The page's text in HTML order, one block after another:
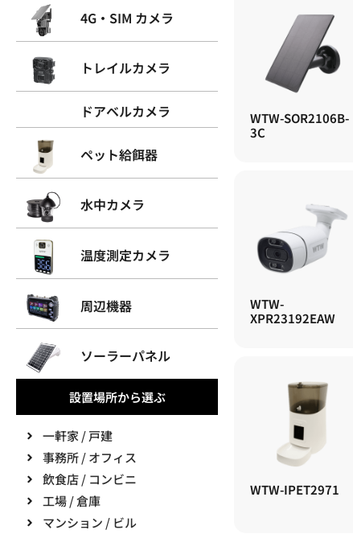
4G・SIM カメラ
トレイルカメラ
ドアベルカメラ
ペット給餌器
水中カメラ
温度測定カメラ
周辺機器
ソーラーパネル
設置場所から選ぶ
一軒家 / 戸建
事務所 / オフィス
飲食店 / コンビニ
工場 / 倉庫
マンション / ビル
WTW-SOR2106B-
3C
WTW-
XPR23192EAW
WTW-IPET2971